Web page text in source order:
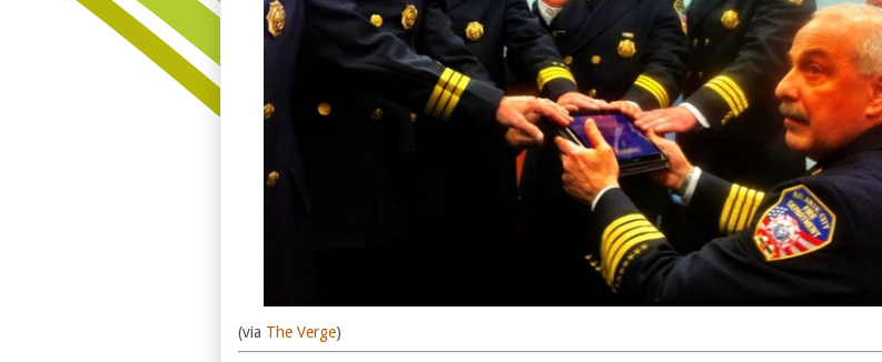
(via The Verge)